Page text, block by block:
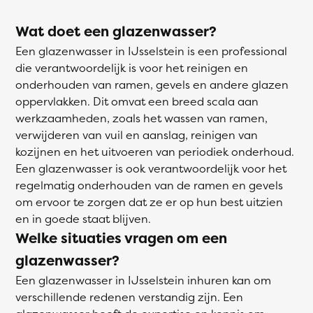
Wat doet een glazenwasser?
Een glazenwasser in IJsselstein is een professional
die verantwoordelijk is voor het reinigen en
onderhouden van ramen, gevels en andere glazen
oppervlakken. Dit omvat een breed scala aan
werkzaamheden, zoals het wassen van ramen,
verwijderen van vuil en aanslag, reinigen van
kozijnen en het uitvoeren van periodiek onderhoud.
Een glazenwasser is ook verantwoordelijk voor het
regelmatig onderhouden van de ramen en gevels
om ervoor te zorgen dat ze er op hun best uitzien
en in goede staat blijven.
Welke situaties vragen om een
glazenwasser?
Een glazenwasser in IJsselstein inhuren kan om
verschillende redenen verstandig zijn. Een